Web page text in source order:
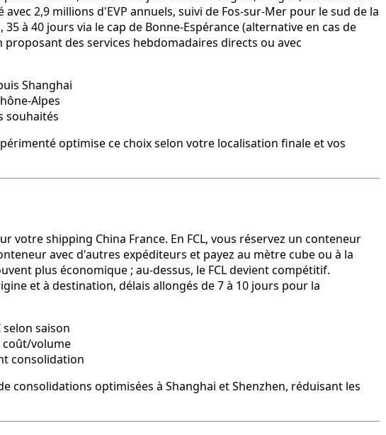
2,9 millions d'EVP annuels, suivi de Fos-sur-Mer pour le sud de la
à 40 jours via le cap de Bonne-Espérance (alternative en cas de
des services hebdomadaires directs ou avec
Shanghai
Alpes
souhaités
optimise ce choix selon votre localisation finale et vos
votre shipping China France. En FCL, vous réservez un conteneur
avec d'autres expéditeurs et payez au mètre cube ou à la
plus économique ; au-dessus, le FCL devient compétitif.
et à destination, délais allongés de 7 à 10 jours pour la
saison
coût/volume
consolidation
consolidations optimisées à Shanghai et Shenzhen, réduisant les